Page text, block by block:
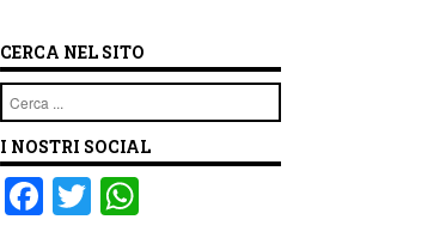
CERCA NEL SITO
Cerca
I NOSTRI SOCIAL
F T